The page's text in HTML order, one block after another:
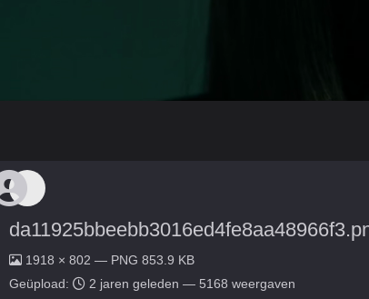
1918 × 802 — PNG 853.9 KB
Geüpload:
2 jaren geleden — 5168 weergaven